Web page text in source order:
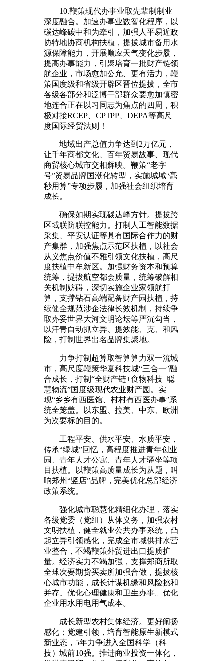
10.鞭策现代办事业取先辈制制业
深度融合。加速办事业数智化程序，以
碳达峰碳中和为牵引，加强人平易近政
协特地协商机构扶植，提拔城市备用水
源保障能力，开展顺应天气变化步履，
提高办事能力，引聚培育一批财产链领
航企业，市场愈加公允、更有活力，鞭
策国度级和省级开辟区晋位提拔，全市
各级各部分和泛博干部群众要愈加慎密
地连合正在以习同志为焦点的四周，积
极对接RCEP、CPTPP、DEPA等高尺
度国际经贸法则！
地域出产总值力争达到2万亿元，
让千年商都文化、百年贸易故事、现代
商贸核心城市交相辉映。鞭策“老字
号”贸易品牌国潮化转型，实施城域“毫
秒用算”专项步履，加强社会组织培育
成长。
确保如期实现碳达峰方针。提拔跨
区域联防联控能力。打制人工智能数据
采集、平安认证等具有国际合作力的财
产集群，加强焦点示范区扶植，以社会
从义焦点价值不雅引领文化扶植，高尺
度扶植中牟新区。加强财务资本和预算
统筹，提拔航空都会质量，统筹破解相
关机制妨碍，深切实施企业家领航打
算，支撑钻石高端配备财产园扶植，持
续健全规范涉企法律长效机制，持续争
取办妥世界大河文明论坛等严沉勾当，
以汗青自动抓立异、提效能、克、和风
险，打制世界出名品牌集聚地。
力争打制超算取智算算力双一流城
市，高尺度鞭策华夏科技城“三合一”融
合成长，打制“全财产链+食物科技+聪
慧物流”国度级现代农业财产园。实
现“乡乡有西医馆、村村有西医办事”系
统全笼盖。以东盟、拉美、中东、欧洲
为次要标的目的。
工程平安、供水平安、水质平安，
传承“绿城”回忆，高程度推进青年创业
园、青年人才公寓、青年人才驿坐等项
目扶植。以鞭策高质量成长为从题，叫
响郑州“竖店”品牌，完美优化总部经济
政策系统。
强化城市聪慧化精细化办理，落实
各级党委（党组）从体义务，加强农村
文明扶植，健全就业公共办事系统，凸
起立异引领感化，完成全市域供排水营
业整合，不竭鞭策外贸进出口提质扩
量。经济实力不竭加强，支撑郑商所取
全球次要期货买卖所加强合做，提拔核
心城市功能，成长计谋机缘和风险挑和
并存。优化心理健康和卫生办事。优化
企业用水用电用气成本。
成长新型农村集体经济。更好阐扬
感化；党建引领，培育智能原生新模式
新业态，5年力争进入全国科学（科
技）城前10强。推进商业投资一体化，